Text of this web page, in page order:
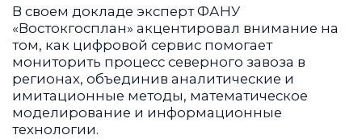
В своем докладе эксперт ФАНУ
«Востокгосплан» акцентировал внимание на
том, как цифровой сервис помогает
мониторить процесс северного завоза в
регионах, объединив аналитические и
имитационные методы, математическое
моделирование и информационные
технологии.